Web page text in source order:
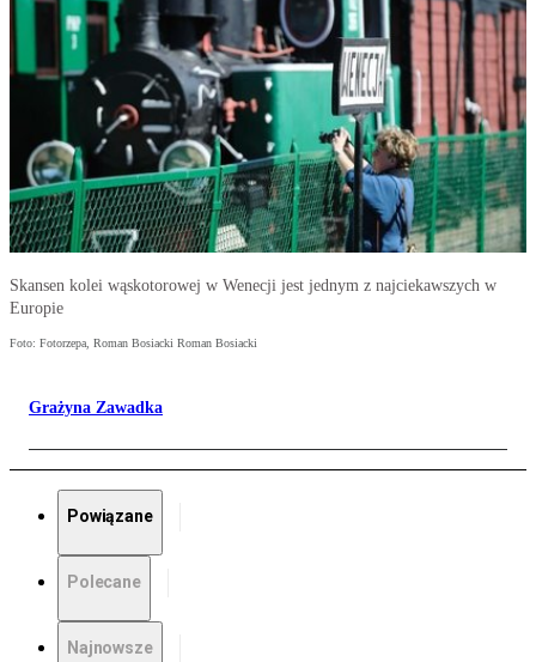
Skansen kolei wąskotorowej w Wenecji jest jednym z najciekawszych w
Europie
Foto: Fotorzepa, Roman Bosiacki Roman Bosiacki
Grażyna Zawadka
Powiązane
Polecane
Najnowsze